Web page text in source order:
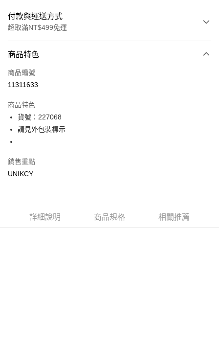
付款與運送方式
超取滿NT$499免運
icash Pay
信用卡一次付款
LINE Pay
Apple Pay
商品特色
商品編號
11311633
商品特色
貨號：227068
請見外包裝標示
銷售重點
UNIKCY
詳細說明 商品規格 相關推薦